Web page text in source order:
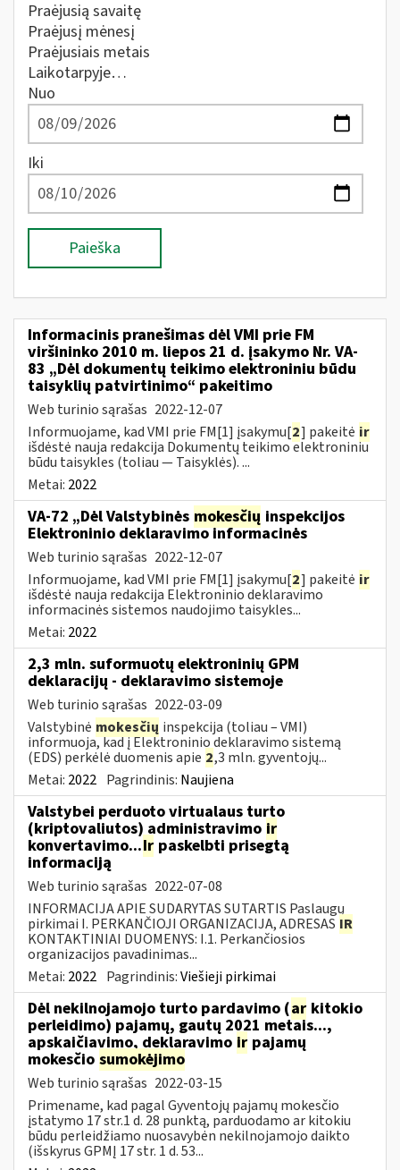
Praėjusią savaitę
Praėjusį mėnesį
Praėjusiais metais
Laikotarpyje…
Nuo
Iki
Paieška
Informacinis pranešimas dėl VMI prie FM
viršininko 2010 m. liepos 21 d. įsakymo Nr. VA-
83 „Dėl dokumentų teikimo elektroniniu būdu
taisyklių patvirtinimo“ pakeitimo
Web turinio sąrašas 2022-12-07
Informuojame, kad VMI prie FM[1] įsakymu[2] pakeitė ir
išdėstė nauja redakcija Dokumentų teikimo elektroniniu
būdu taisykles (toliau — Taisyklės). ...
Metai: 2022
VA-72 „Dėl Valstybinės mokesčių inspekcijos
Elektroninio deklaravimo informacinės
Web turinio sąrašas 2022-12-07
Informuojame, kad VMI prie FM[1] įsakymu[2] pakeitė ir
išdėstė nauja redakcija Elektroninio deklaravimo
informacinės sistemos naudojimo taisykles...
Metai: 2022
2,3 mln. suformuotų elektroninių GPM
deklaracijų - deklaravimo sistemoje
Web turinio sąrašas 2022-03-09
Valstybinė mokesčių inspekcija (toliau – VMI)
informuoja, kad į Elektroninio deklaravimo sistemą
(EDS) perkėlė duomenis apie 2,3 mln. gyventojų...
Metai: 2022 Pagrindinis: Naujiena
Valstybei perduoto virtualaus turto
(kriptovaliutos) administravimo ir
konvertavimo...Ir paskelbti prisegtą
informaciją
Web turinio sąrašas 2022-07-08
INFORMACIJA APIE SUDARYTAS SUTARTIS Paslaugų
pirkimai I. PERKANČIOJI ORGANIZACIJA, ADRESAS IR
KONTAKTINIAI DUOMENYS: I.1. Perkančiosios
organizacijos pavadinimas...
Metai: 2022 Pagrindinis:Viešieji pirkimai
Dėl nekilnojamojo turto pardavimo (ar kitokio
perleidimo) pajamų, gautų 2021 metais...,
apskaičiavimo, deklaravimo ir pajamų
mokesčio sumokėjimo
Web turinio sąrašas 2022-03-15
Primename, kad pagal Gyventojų pajamų mokesčio
įstatymo 17 str.1 d. 28 punktą, parduodamo ar kitokiu
būdu perleidžiamo nuosavybėn nekilnojamojo daikto
(išskyrus GPMĮ 17 str. 1 d. 53...